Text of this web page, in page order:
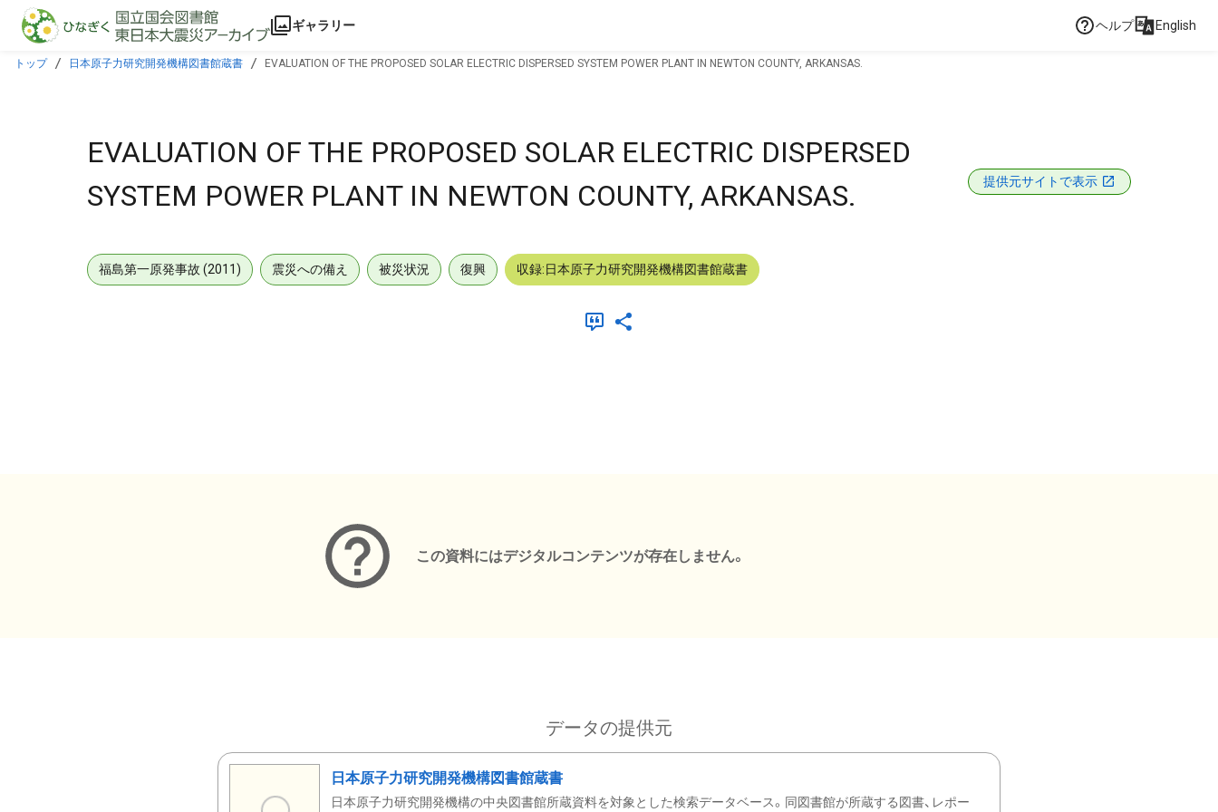
本文に飛ぶ
ギャラリー ヘルプ English
トップ 日本原子力研究開発機構図書館蔵書 EVALUATION OF THE PROPOSED SOLAR ELECTRIC DISPERSED SYSTEM POWER PLANT IN NEWTON COUNTY, ARKANSAS.
EVALUATION OF THE PROPOSED SOLAR ELECTRIC DISPERSED
SYSTEM POWER PLANT IN NEWTON COUNTY, ARKANSAS.
提供元サイトで表示
福島第一原発事故 (2011) 震災への備え 被災状況 復興 収録:日本原子力研究開発機構図書館蔵書
この資料にはデジタルコンテンツが存在しません。
データの提供元
日本原子力研究開発機構図書館蔵書
日本原子力研究開発機構の中央図書館所蔵資料を対象とした検索データベース。同図書館が所蔵する図書、レポー